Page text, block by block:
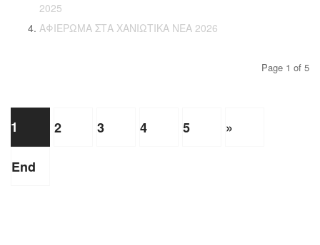
2025
ΑΦΙΕΡΩΜΑ ΣΤΑ ΧΑΝΙΩΤΙΚΑ ΝΕΑ 2026
Page 1 of 5
1 2 3 4 5 »
End